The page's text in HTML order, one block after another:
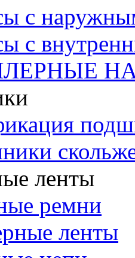
с
с
ленты
ремни
ленты